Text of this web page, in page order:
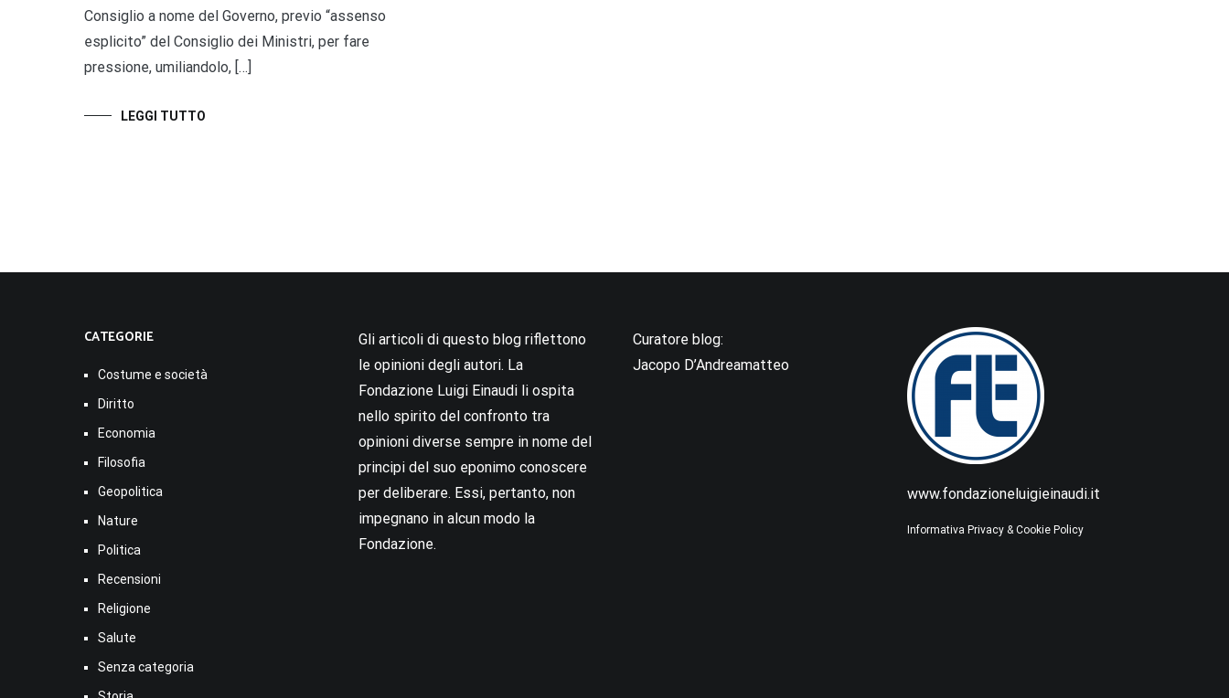
Consiglio a nome del Governo, previo “assenso
esplicito” del Consiglio dei Ministri, per fare
pressione, umiliandolo, […]
LEGGI TUTTO
CATEGORIE
Costume e società
Diritto
Economia
Filosofia
Geopolitica
Nature
Politica
Recensioni
Religione
Salute
Senza categoria
Gli articoli di questo blog riflettono
le opinioni degli autori. La
Fondazione Luigi Einaudi li ospita
nello spirito del confronto tra
opinioni diverse sempre in nome del
principi del suo eponimo conoscere
per deliberare. Essi, pertanto, non
impegnano in alcun modo la
Fondazione.
Curatore blog:
Jacopo D’Andreamatteo
www.fondazioneluigieinaudi.it
Informativa Privacy & Cookie Policy